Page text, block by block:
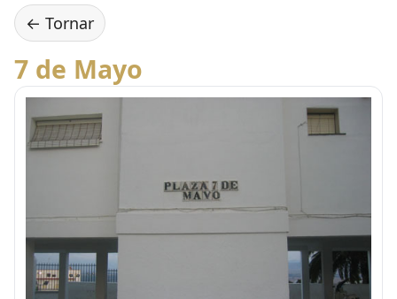
← Tornar
7 de Mayo